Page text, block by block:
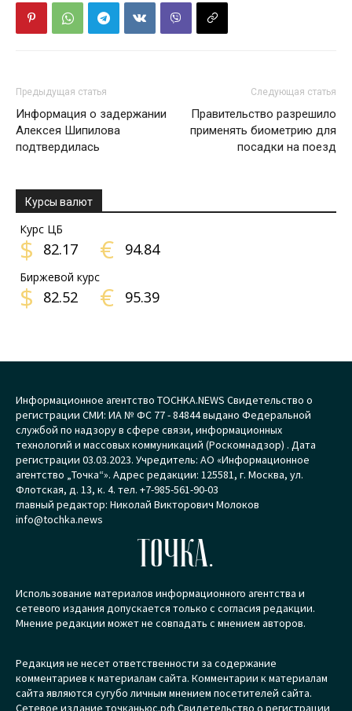
Предыдущая статья
Информация о задержании
Алексея Шипилова
подтвердилась
Следующая статья
Правительство разрешило
применять биометрию для
посадки на поезд
Курсы валют
Курс ЦБ
$ 82.17 € 94.84
Биржевой курс
$ 82.52 € 95.39
Информационное агентство TOCHKA.NEWS Свидетельство о
регистрации СМИ: ИА № ФС 77 - 84844 выдано Федеральной
службой по надзору в сфере связи, информационных
технологий и массовых коммуникаций (Роскомнадзор) . Дата
регистрации 03.03.2023. Учредитель: АО «Информационное
агентство „Точка“». Адрес редакции: 125581, г. Москва, ул.
Флотская, д. 13, к. 4. тел. +7-985-561-90-03
главный редактор: Николай Викторович Молоков
info@tochka.news
ТОЧКА.
Использование материалов информационного агентства и
сетевого издания допускается только с согласия редакции.
Мнение редакции может не совпадать с мнением авторов.
Редакция не несет ответственности за содержание
комментариев к материалам сайта. Комментарии к материалам
сайта являются сугубо личным мнением посетителей сайта.
Сетевое издание точканьюс.рф Свидетельство о регистрации